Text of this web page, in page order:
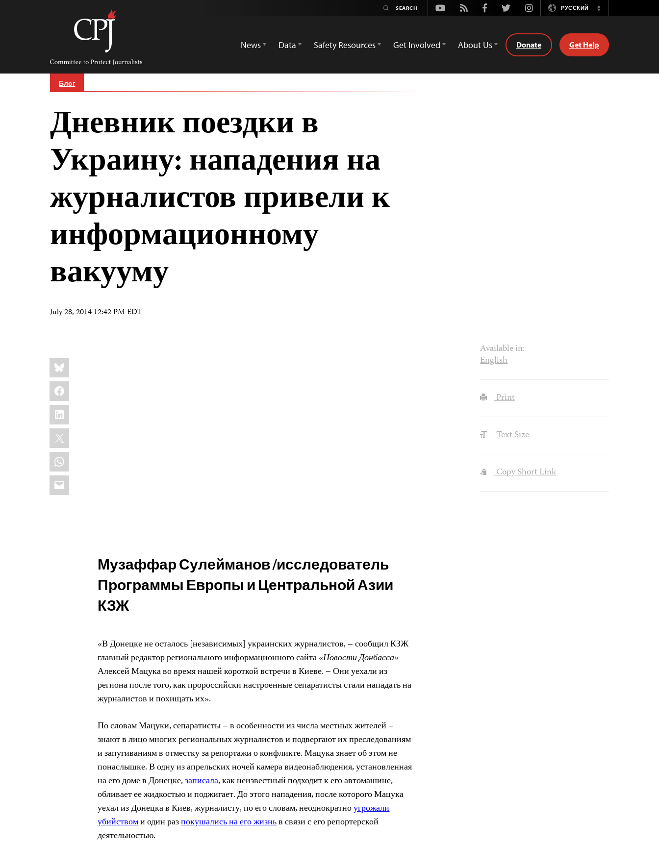
Committee
Protect
Journalists
Youtube
Rss FacebookTwitterInstagramРУССКИЙ
Switch
News
Data Safety Resources Get Involved About Us Donate Get Help
Блог
Дневник поездки в
Украину: нападения на
журналистов привели к
информационному
вакууму
July 28, 2014 12:42 PM EDT
Share
this:
Bluesky
Facebook
LinkedIn
X
WhatsApp
Email
Музаффар Сулейманов /исследователь
Программы Европы и Центральной Азии
КЗЖ
«В Донецке не осталось [независимых] украинских журналистов, – сообщил КЗЖ
главный редактор регионального информационного сайта«Новости Донбасса»
Алексей Мацука во время нашей короткой встречи в Киеве. – Они уехали из
региона после того, как пророссийски настроенные сепаратисты стали нападать на
журналистов и похищать их».
По словам Мацуки, сепаратисты – в особенности из числа местных жителей –
знают в лицомногих региональных журналистов и подвергают ихпреследованиям
и запугиваниям в отместку за репортажи о конфликте. Мацука знает об этом не
понаслышке. В одну из апрельских ночейкамера видеонаблюдения, установленная
на его доме в Донецке,записала, как неизвестный подходит к его автомашине,
обливает ее жидкостью и поджигает. До этого нападения, после которого Мацука
уехал из Донецка в Киев, журналисту, по его словам, неоднократноугрожали
убийствоми один разпокушались на его жизньв связи с его репортерской
деятельностью.
Available in:
English
Print
Text Size
Copy Short Link